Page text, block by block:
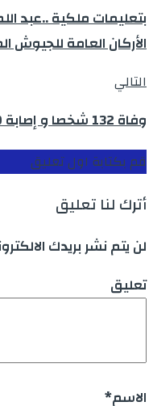
بتعليمات ملكية ..عبد
الأركان العامة للجيوش
التالي
وفاة 132 شخصا و إصابة 5970 بسبب فيروس كورنا بالصين
قم بكتابة اول تعليق
أترك لنا تعليق
لن يتم نشر بريدك
تعليق
الاسم*